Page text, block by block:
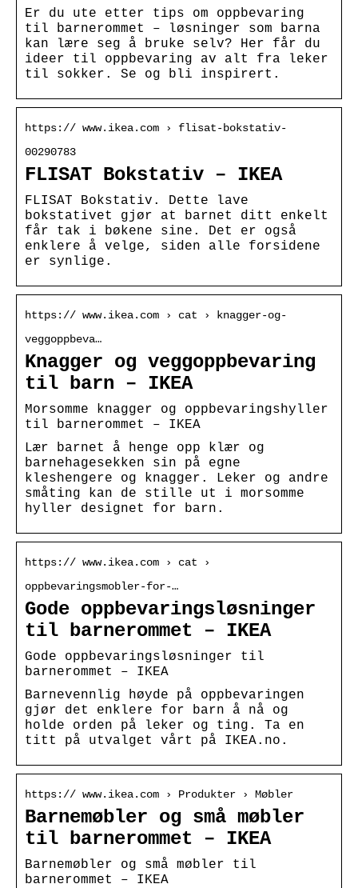
Er du ute etter tips om oppbevaring
til barnerommet – løsninger som barna
kan lære seg å bruke selv? Her får du
ideer til oppbevaring av alt fra leker
til sokker. Se og bli inspirert.
https:// www.ikea.com › flisat-bokstativ-
00290783
FLISAT Bokstativ – IKEA
FLISAT Bokstativ. Dette lave
bokstativet gjør at barnet ditt enkelt
får tak i bøkene sine. Det er også
enklere å velge, siden alle forsidene
er synlige.
https:// www.ikea.com › cat › knagger-og-
veggoppbeva…
Knagger og veggoppbevaring
til barn – IKEA
Morsomme knagger og oppbevaringshyller
til barnerommet – IKEA
Lær barnet å henge opp klær og
barnehagesekken sin på egne
kleshengere og knagger. Leker og andre
småting kan de stille ut i morsomme
hyller designet for barn.
https:// www.ikea.com › cat ›
oppbevaringsmobler-for-…
Gode oppbevaringsløsninger
til barnerommet – IKEA
Gode oppbevaringsløsninger til
barnerommet – IKEA
Barnevennlig høyde på oppbevaringen
gjør det enklere for barn å nå og
holde orden på leker og ting. Ta en
titt på utvalget vårt på IKEA.no.
https:// www.ikea.com › Produkter › Møbler
Barnemøbler og små møbler
til barnerommet – IKEA
Barnemøbler og små møbler til
barnerommet – IKEA